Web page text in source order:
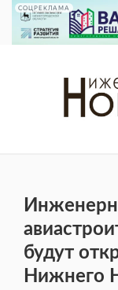
СОЦРЕКЛАМА
будут
Нижнего